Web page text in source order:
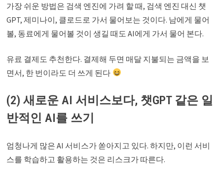
가장 쉬운 방법은 검색 엔진에 가려 할 때, 검색 엔진 대신 챗
GPT, 제미나이, 클로드로 가서 물어보는 것이다. 남에게 물어
볼, 동료에게 물어볼 것이 생길 때도 AI에게 가서 물어 본다.
유료 결제도 추천한다. 결제해 두면 매달 지불되는 금액을 보
면서, 한 번이라도 더 쓰게 된다
(2) 새로운 AI 서비스보다, 챗GPT 같은 일
반적인 AI를 쓰기
엄청나게 많은 AI 서비스가 쏟아지고 있다. 하지만, 이런 서비
스를 학습하고 활용하는 것은 리스크가 따른다.